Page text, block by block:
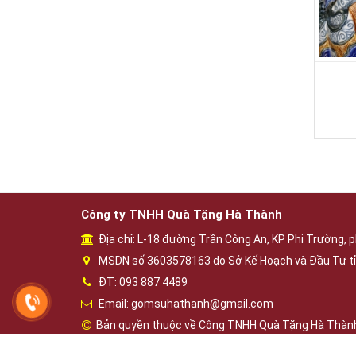
Công ty TNHH Quà Tặng Hà Thành
Địa chỉ: L-18 đường Trần Công An, KP Phi Trường,
MSDN số 3603578163 do Sở Kế Hoạch và Đầu
ĐT: 093 887 4489
Email: gomsuhathanh@gmail.com
Bản quyền thuộc về Công TNHH Quà Tặng Hà